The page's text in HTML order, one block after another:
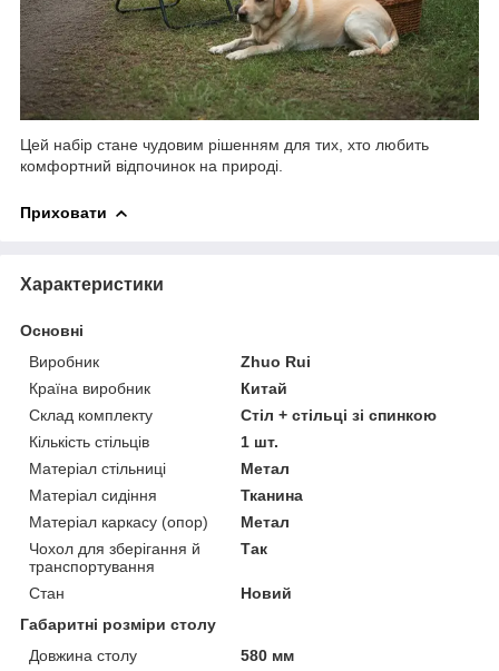
Цей набір стане чудовим рішенням для тих, хто любить
комфортний відпочинок на природі.
Приховати
Характеристики
Основні
Виробник
Zhuo Rui
Країна виробник
Китай
Склад комплекту
Стіл + стільці зі спинкою
Кількість стільців
1 шт.
Матеріал стільниці
Метал
Матеріал сидіння
Тканина
Матеріал каркасу (опор)
Метал
Чохол для зберігання й
транспортування
Так
Стан
Новий
Габаритні розміри столу
Довжина столу
580 мм